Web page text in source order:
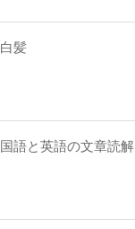
白髪
国語と英語の文章読解